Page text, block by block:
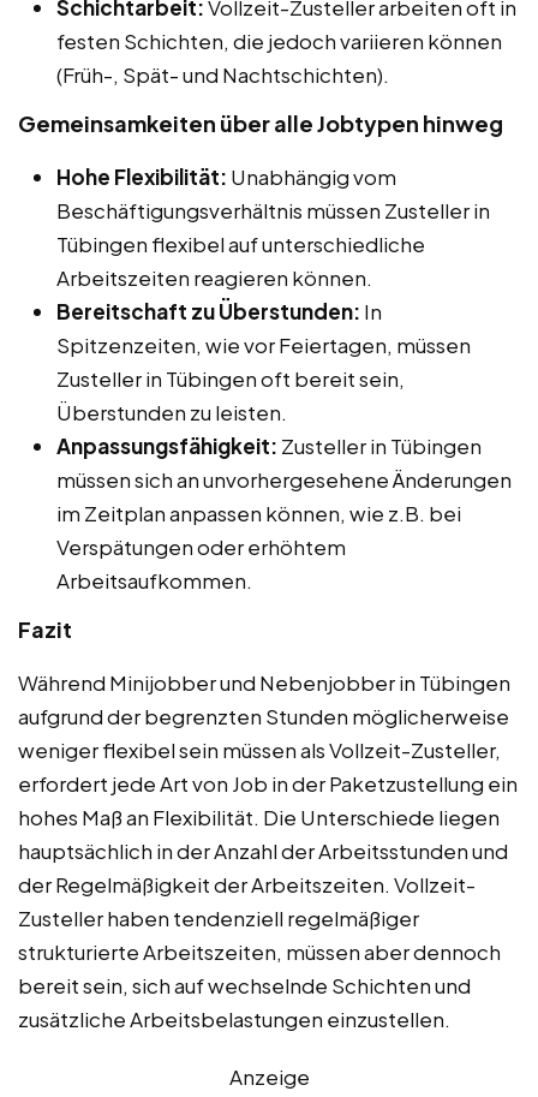
Schichtarbeit:Vollzeit-Zusteller arbeiten oft in
festen Schichten, die jedoch variieren können
(Früh-, Spät- und Nachtschichten).
Gemeinsamkeiten über alle Jobtypen hinweg
Hohe Flexibilität: Unabhängig vom
Beschäftigungsverhältnis müssen Zusteller in
Tübingen flexibel auf unterschiedliche
Arbeitszeiten reagieren können.
Bereitschaft zu Überstunden: In
Spitzenzeiten, wie vor Feiertagen, müssen
Zusteller in Tübingen oft bereit sein,
Überstunden zu leisten.
Anpassungsfähigkeit: Zusteller in Tübingen
müssen sich an unvorhergesehene Änderungen
im Zeitplan anpassen können, wie z.B. bei
Verspätungen oder erhöhtem
Arbeitsaufkommen.
Fazit
Während Minijobber und Nebenjobber in Tübingen
aufgrund der begrenzten Stunden möglicherweise
weniger flexibel sein müssen als Vollzeit-Zusteller,
erfordert jede Art von Job in der Paketzustellung ein
hohes Maß an Flexibilität. Die Unterschiede liegen
hauptsächlich in der Anzahl der Arbeitsstunden und
der Regelmäßigkeit der Arbeitszeiten. Vollzeit-
Zusteller haben tendenziell regelmäßiger
strukturierte Arbeitszeiten, müssen aber dennoch
bereit sein, sich auf wechselnde Schichten und
zusätzliche Arbeitsbelastungen einzustellen.
Anzeige